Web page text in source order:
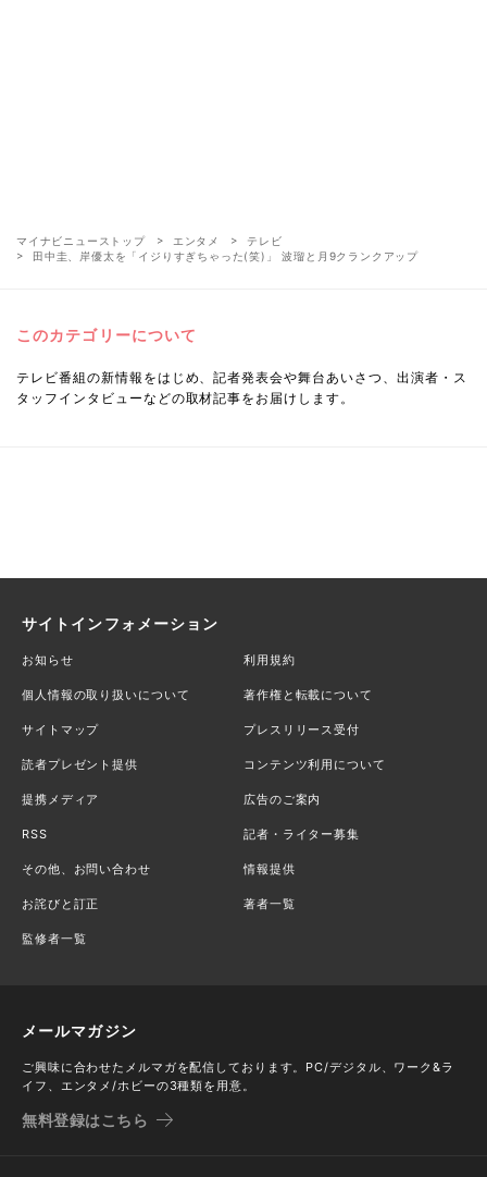
マイナビニューストップ エンタメ
テレビ
田中圭、岸優太を「イジりすぎちゃった(笑)」 波瑠と月9クランクアップ
このカテゴリーについて
テレビ番組の新情報をはじめ、記者発表会や舞台あいさつ、出演者・ス
タッフインタビューなどの取材記事をお届けします。
サイトインフォメーション
お知らせ 利用規約
個人情報の取り扱いについて 著作権と転載について
サイトマップ プレスリリース受付
読者プレゼント提供 コンテンツ利用について
提携メディア 広告のご案内
RSS 記者・ライター募集
その他、お問い合わせ 情報提供
お詫びと訂正 著者一覧
監修者一覧
メールマガジン
ご興味に合わせたメルマガを配信しております。PC/デジタル、ワーク&ラ
イフ、エンタメ/ホビーの3種類を用意。
無料登録はこちら